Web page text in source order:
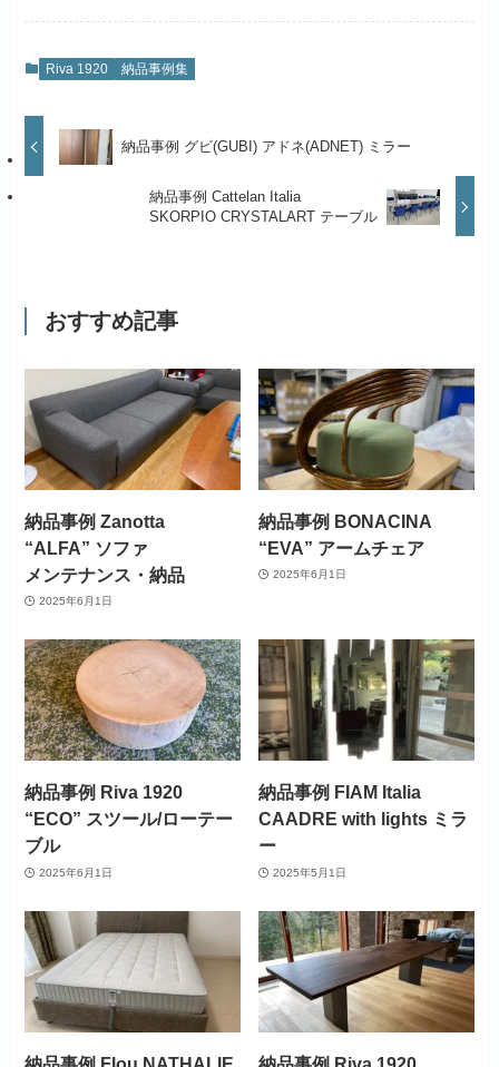
Riva 1920 納品事例集
納品事例 グビ(GUBI) アドネ(ADNET) ミラー
納品事例 Cattelan Italia
SKORPIO CRYSTALART テーブル
おすすめ記事
納品事例 Zanotta
“ALFA” ソファ
メンテナンス・納品
2025年6月1日
納品事例 BONACINA
“EVA” アームチェア
2025年6月1日
納品事例 Riva 1920
“ECO” スツール/ローテー
ブル
2025年6月1日
納品事例 FIAM Italia
CAADRE with lights ミラ
ー
2025年5月1日